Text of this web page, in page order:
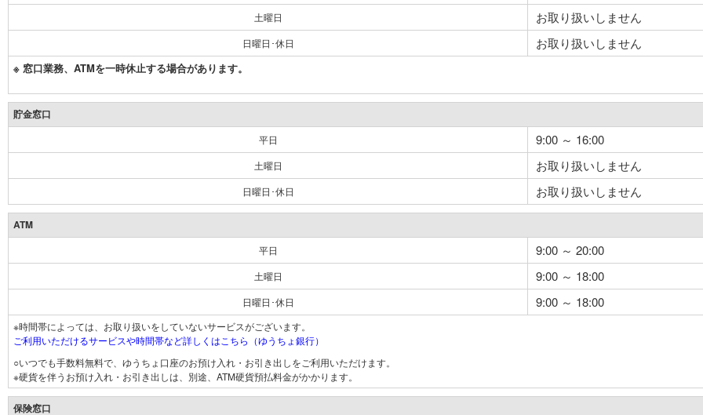
土曜日 お取り扱いしません
日曜日･休日 お取り扱いしません
※ 窓口業務、ATMを一時休止する場合があります。
貯金窓口
平日 9:00 ～ 16:00
土曜日 お取り扱いしません
日曜日･休日 お取り扱いしません
ATM
平日 9:00 ～ 20:00
土曜日 9:00 ～ 18:00
日曜日･休日 9:00 ～ 18:00
※時間帯によっては、お取り扱いをしていないサービスがございます。
ご利用いただけるサービスや時間帯など詳しくはこちら（ゆうちょ銀行）
○いつでも手数料無料で、ゆうちょ口座のお預け入れ・お引き出しをご利用いただけます。
※硬貨を伴うお預け入れ・お引き出しは、別途、ATM硬貨預払料金がかかります。
保険窓口